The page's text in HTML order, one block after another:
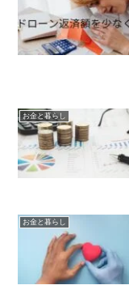
お金と暮らし
お金と暮らし